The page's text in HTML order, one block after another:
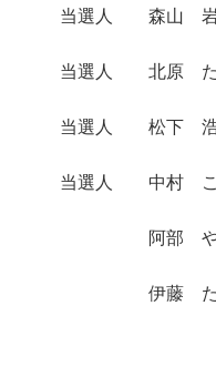
当選人 森山
当選人 北原
当選人 松下
当選人 中村 こ
阿部 やすか
伊藤 たつひ